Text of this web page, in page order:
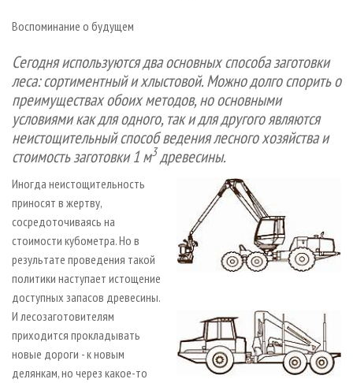
ПРОИЗВОДСТВО ДРЕВЕСНЫХ ПЛИТ
ДЕРЕВЯННОЕ ДОМОСТРОЕНИЕ
ПРОИЗВОДСТВО МЕБЕЛИ
БИОЭНЕРГЕТИКА
ЦБП
ИНСТРУМЕНТ И МАТЕРИАЛЫ
МОБИЛЬНЫЕ ВЫСТАВКИ
ОФИЦИАЛЬНЫЕ ДЕЛЕГАЦИИ
ПРИОРИТЕТНЫЕ ИНВЕСТПРОЕКТЫ
RUSSIAN FORESTRY REVIEW
ГАЗЕТА ЛЕСПРОМФОРУМ
БИБЛИОТЕКА СПЕЦИАЛИСТА
Воспоминание о будущем
Сегодня используются два основных способа заготовки
леса: сортиментный и хлыстовой. Можно долго спорить о
преимуществах обоих методов, но основными
условиями как для одного, так и для другого являются
неистощительный способ ведения лесного хозяйства и
стоимость заготовки 1 м3древесины.
Иногда неистощительность
приносят в жертву,
сосредоточиваясь на
стоимости кубометра. Но в
результате проведения такой
политики наступает истощение
доступных запасов древесины.
И лесозаготовителям
приходится прокладывать
новые дороги - к новым
делянкам, но через какое-то